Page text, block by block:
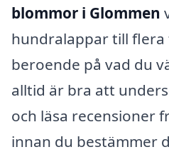
blommor i Glommen
hundralappar till flera
beroende på vad du
alltid är bra att
och läsa recensioner
innan du bestämmer